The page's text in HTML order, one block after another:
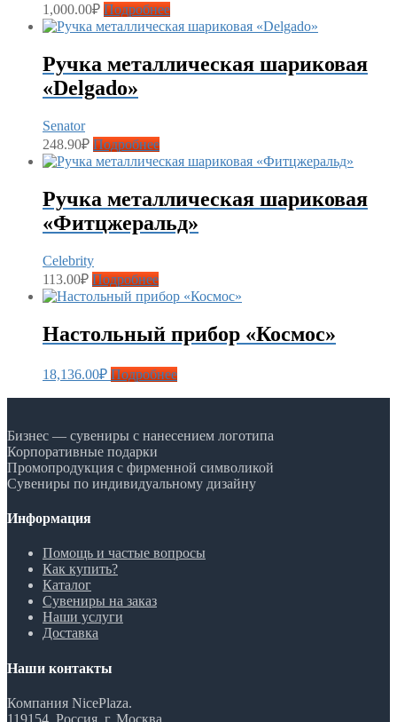
1,000.00₽ Подробнее
Ручка металлическая шариковая
«Delgado»
Senator
248.90₽ Подробнее
Ручка металлическая шариковая
«Фитцжеральд»
Celebrity
113.00₽ Подробнее
Настольный прибор «Космос»
18,136.00₽ Подробнее
Бизнес — сувениры с нанесением логотипа
Корпоративные подарки
Промопродукция с фирменной символикой
Сувениры по индивидуальному дизайну
Информация
Помощь и частые вопросы
Как купить?
Каталог
Сувениры на заказ
Наши услуги
Доставка
Наши контакты
Компания NicePlaza.
119154, Россия, г. Москва